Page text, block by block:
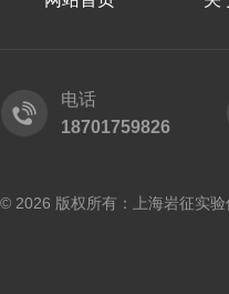
电话
18701759826
© 2026 版权所有：上海岩征实